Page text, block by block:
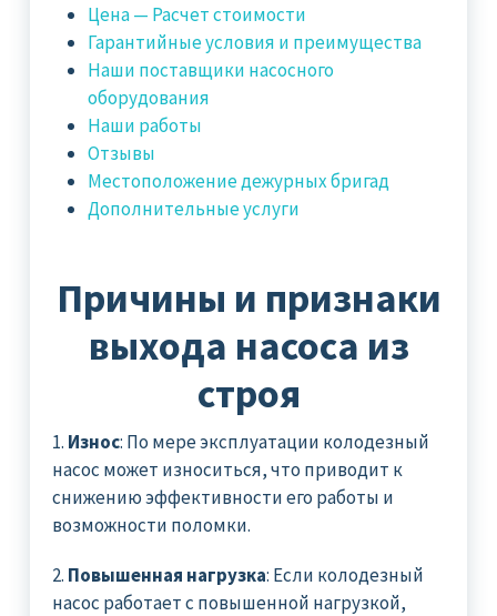
Цена — Расчет стоимости
Гарантийные условия и преимущества
Наши поставщики насосного
оборудования
Наши работы
Отзывы
Местоположение дежурных бригад
Дополнительные услуги
Причины и признаки
выхода насоса из
строя
1. Износ: По мере эксплуатации колодезный
насос может износиться, что приводит к
снижению эффективности его работы и
возможности поломки.
2. Повышенная нагрузка: Если колодезный
насос работает с повышенной нагрузкой,